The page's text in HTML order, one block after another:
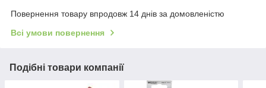
Повернення товару впродовж 14 днів за домовленістю
Всі умови повернення
Подібні товари компанії